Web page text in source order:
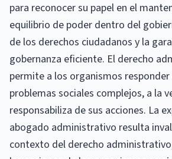
para reconocer su papel en el
equilibrio de poder dentro del
de los derechos ciudadanos y la
gobernanza eficiente. El derecho
permite a los organismos responder
problemas sociales complejos, a la
responsabiliza de sus acciones. La
abogado administrativo resulta
contexto del derecho